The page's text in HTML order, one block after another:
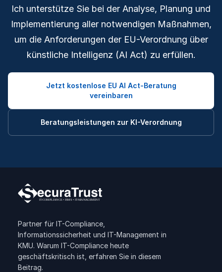
Ich unterstütze Sie bei der Analyse, Planung und
Implementierung aller notwendigen Maßnahmen,
um die Anforderungen der EU-Verordnung über
künstliche Intelligenz (AI Act) zu erfüllen.
Jetzt kostenlose EU AI Act-Beratung
vereinbaren
Beratungsleistungen zur KI-Verordnung
Partner für IT-Compliance,
Informationssicherheit und IT-Management in
KMU. Warum IT-Compliance heute
geschäftskritisch ist, erfahren Sie in diesem
Beitrag.